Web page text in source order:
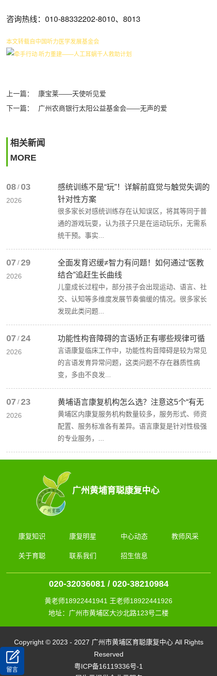
咨询热线：010-88332202-8010、8013
本文转载自中国听力医学发展基金会
上一篇：
康宝莱——天使听见爱
下一篇：
广州农商银行太阳公益基金会——无声的爱
相关新闻
MORE
08 / 03
2026
感统训练不是“玩”！详解前庭觉与触觉失调的
针对性方案
很多家长对感统训练存在认知误区，将其等同于普
通的游戏玩耍，认为孩子只是在运动玩乐，无需系
统干预。事实...
07 / 29
2026
全面发育迟缓≠智力有问题！如何通过“医教
结合”追赶生长曲线
儿童成长过程中，部分孩子会出现运动、语言、社
交、认知等多维度发展节奏偏缓的情况。很多家长
发现此类问题...
07 / 24
2026
功能性构音障碍的言语矫正有哪些规律可循
言语康复临床工作中，功能性构音障碍是较为常见
的言语发育异常问题，这类问题不存在器质性病
变，多由不良发...
07 / 23
2026
黄埔语言康复机构怎么选？注意这5个“有无
黄埔区内康复服务机构数量较多，服务形式、师资
配置、服务标准各有差异。语言康复是针对性极强
的专业服务，...
广州黄埔育聪康复中心
康复知识 康复明星 中心动态 教师风采
关于育聪 联系我们 招生信息
020-32036081 / 020-38210984
黄老师18922441941 王老师18922441926
地址：广州市黄埔区大沙北路123号二楼
Copyright © 2023 - 2027 广州市黄埔区育聪康复中心 All Rights
Reserved
粤ICP备16119336号-1
留言